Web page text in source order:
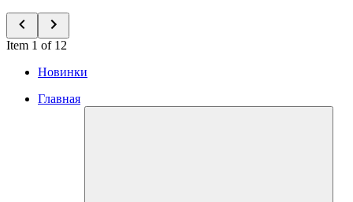
Item 1 of 12
Новинки
Главная